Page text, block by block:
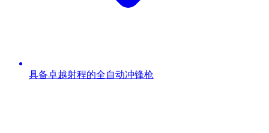
具备卓越射程的全自动冲锋枪